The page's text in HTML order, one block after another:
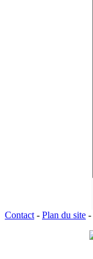
Contact - Plan du site -